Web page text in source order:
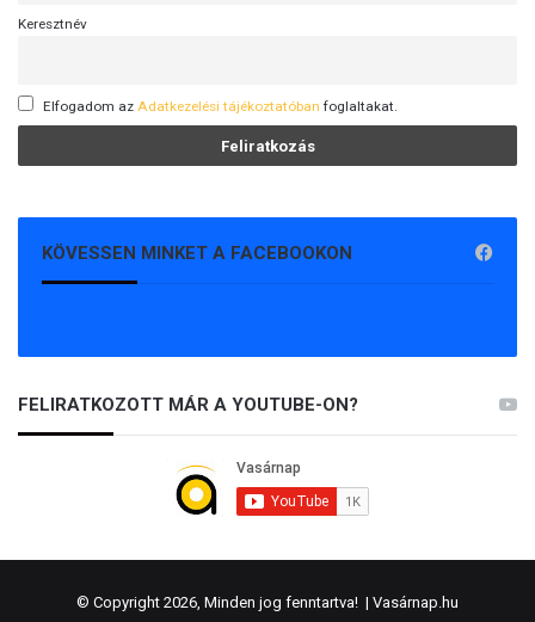
Keresztnév
Elfogadom az Adatkezelési tájékoztatóban foglaltakat.
KÖVESSEN MINKET A FACEBOOKON
FELIRATKOZOTT MÁR A YOUTUBE-ON?
© Copyright 2026, Minden jog fenntartva! | Vasárnap.hu